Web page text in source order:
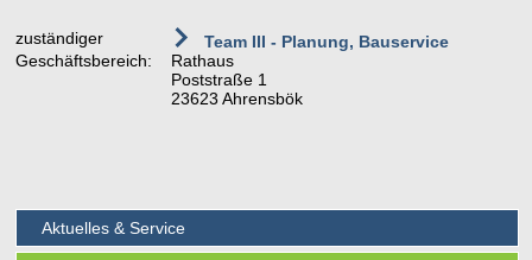
zuständiger
Geschäftsbereich:
Team III - Planung, Bauservice
Rathaus
Poststraße 1
23623 Ahrensbök
Aktuelles & Service